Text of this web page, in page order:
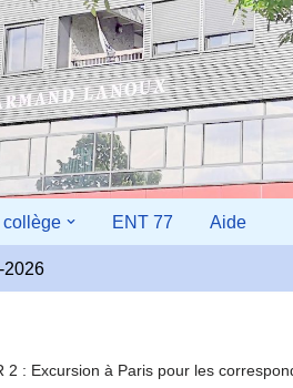
collège ENT 77 Aide
2026
2 : Excursion à Paris pour les